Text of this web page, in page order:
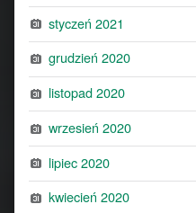
styczeń 2021
grudzień 2020
listopad 2020
wrzesień 2020
lipiec 2020
kwiecień 2020